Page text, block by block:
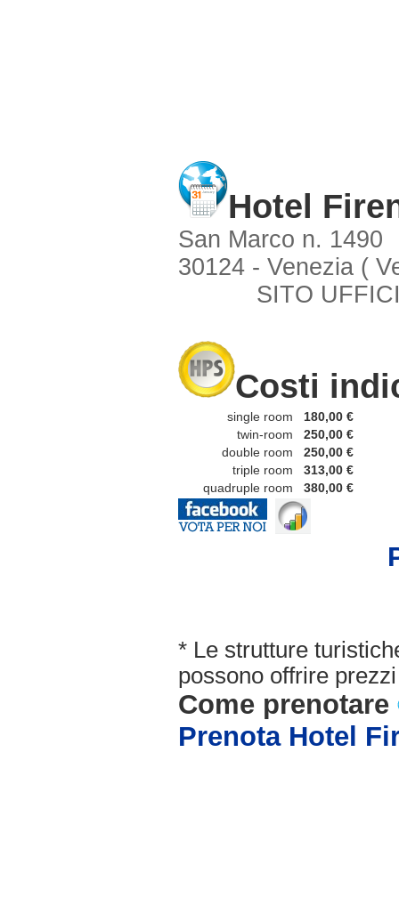
Hotel
San Marco n. 1490
30124 - Venezia (
SITO
Costi
single room
180,00 €
twin-room
250,00 €
double room
250,00 €
triple room
313,00 €
quadruple room
380,00 €
* Le strutture
possono offrire
Come prenotare
Prenota Hotel